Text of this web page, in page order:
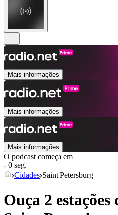
Mais informações
Mais informações
Mais informações
O podcast começa em
- 0 seg.
Cidades Saint Petersburg
Ouça 2